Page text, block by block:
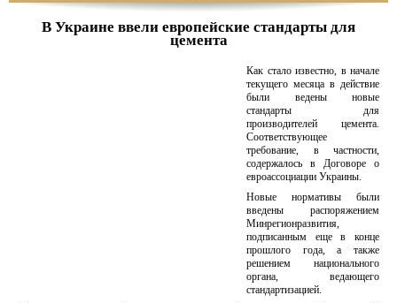
В Украине ввели европейские стандарты для
цемента
Как стало известно, в начале
текущего месяца в действие
были ведены новые
стандарты для
производителей цемента.
Соответствующее
требование, в частности,
содержалось в Договоре о
евроассоциации Украины.
Новые нормативы были
введены распоряжением
Минрегионразвития,
подписанным еще в конце
прошлого года, а также
решением национального
органа, ведающего
стандартизацией.